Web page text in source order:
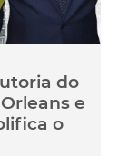
do
e
o